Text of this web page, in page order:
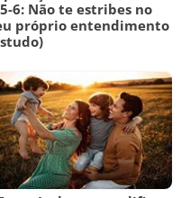
6: Não te estribes no
próprio entendimento